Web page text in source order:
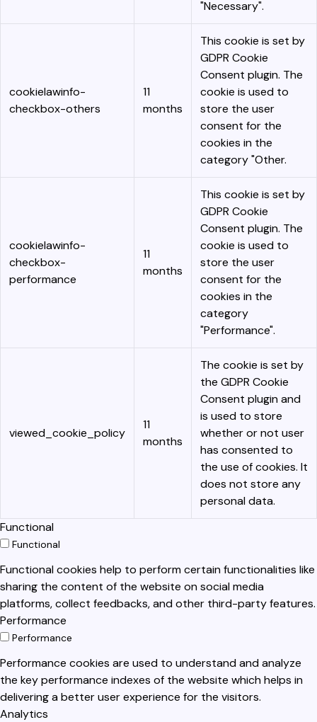
"Necessary".
cookielawinfo-
checkbox-others
11
months
This cookie is set by
GDPR Cookie
Consent plugin. The
cookie is used to
store the user
consent for the
cookies in the
category "Other.
cookielawinfo-
checkbox-
performance
11
months
This cookie is set by
GDPR Cookie
Consent plugin. The
cookie is used to
store the user
consent for the
cookies in the
category
"Performance".
viewed_cookie_policy
11
months
The cookie is set by
the GDPR Cookie
Consent plugin and
is used to store
whether or not user
has consented to
the use of cookies. It
does not store any
personal data.
Functional
Functional
Functional cookies help to perform certain functionalities like
sharing the content of the website on social media
platforms, collect feedbacks, and other third-party features.
Performance
Performance
Performance cookies are used to understand and analyze
the key performance indexes of the website which helps in
delivering a better user experience for the visitors.
Analytics